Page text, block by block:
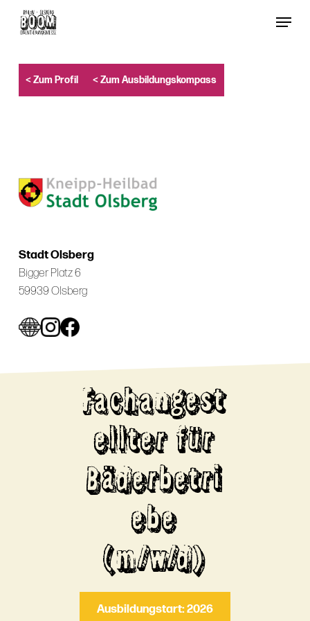
content
Menu
< Zum Profil < Zum Ausbildungskompass
Stadt Olsberg
Bigger Platz 6
59939 Olsberg
Fachangest
ellter für
Bäderbetri
ebe
(m/w/d)
Ausbildungstart: 2026